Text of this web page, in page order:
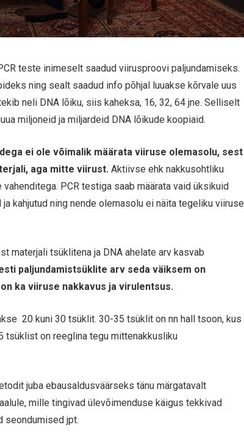
teste inimeselt saadud viirusproovi paljundamiseks.
ning sealt saadud info põhjal luuakse kõrvale uus
neli DNA lõiku, siis kaheksa, 16, 32, 64 jne. Selliselt
miljoneid ja miljardeid DNA lõikude koopiaid.
ei ole võimalik määrata viiruse olemasolu, sest
aga mitte viirust. Aktiivse ehk nakkusohtliku
PCR testiga saab määrata vaid üksikuid
kahjutud ning nende olemasolu ei näita tegeliku viiruse
materjali tsüklitena ja DNA ahelate arv kasvab
paljundamistsüklite arv seda väiksem on
ka viiruse nakkavus ja virulentsus.
20 kuni 30 tsüklit. 30-35 tsüklit on nn hall tsoon, kus
tsüklist on reeglina tegu mittenakkusliku
juba ebausaldusväärseks tänu märgatavalt
mille tingivad ülevõimenduse käigus tekkivad
jpt.